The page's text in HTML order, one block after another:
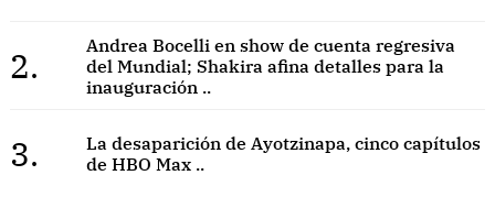
2.
Andrea Bocelli en show de cuenta regresiva
del Mundial; Shakira afina detalles para la
inauguración ..
3.
La desaparición de Ayotzinapa, cinco capítulos
de HBO Max ..